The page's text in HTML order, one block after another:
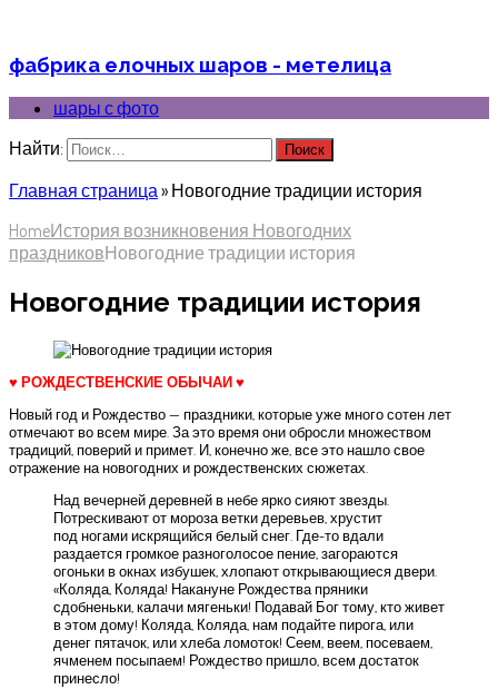
фабрика елочных шаров - метелица
шары с фото
Найти:
Главная страница» Новогодние традиции история
HomeИстория возникновения Новогодних
праздниковНовогодние традиции история
Новогодние традиции история
♥ РОЖДЕСТВЕНСКИЕ ОБЫЧАИ ♥
Новый год и Рождество — праздники, которые уже много сотен лет
отмечают во всем мире. За это время они обросли множеством
традиций, поверий и примет. И, конечно же, все это нашло свое
отражение на новогодних и рождественских сюжетах.
Над вечерней деревней в небе ярко сияют звезды.
Потрескивают от мороза ветки деревьев, хрустит
под ногами искрящийся белый снег. Где-то вдали
раздается громкое разноголосое пение, загораются
огоньки в окнах избушек, хлопают открывающиеся двери.
«Коляда, Коляда! Накануне Рождества пряники
сдобненьки, калачи мягеньки! Подавай Бог тому, кто живет
в этом дому! Коляда, Коляда, нам подайте пирога, или
денег пятачок, или хлеба ломоток! Сеем, веем, посеваем,
ячменем посыпаем! Рождество пришло, всем достаток
принесло!